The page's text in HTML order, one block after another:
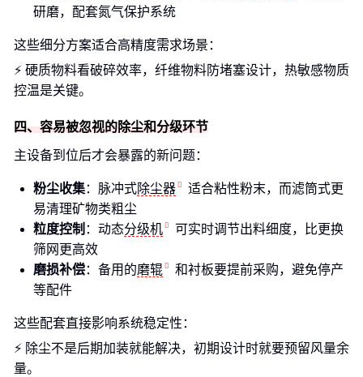
研磨，配套氮气保护系统
这些细分方案适合高精度需求场景：
⚡ 硬质物料看破碎效率，纤维物料防堵塞设计，热敏感物质
控温是关键。
四、容易被忽视的除尘和分级环节
主设备到位后才会暴露的新问题：
粉尘收集：脉冲式除尘器
适合粘性粉末，而滤筒式更
易清理矿物类粗尘
粒度控制 ：动态分级机
可实时调节出料细度，比更换
筛网更高效
磨损补偿：备用的磨辊
和衬板要提前采购，避免停产
等配件
这些配套直接影响系统稳定性：
⚡ 除尘不是后期加装就能解决，初期设计时就要预留风量余
量。